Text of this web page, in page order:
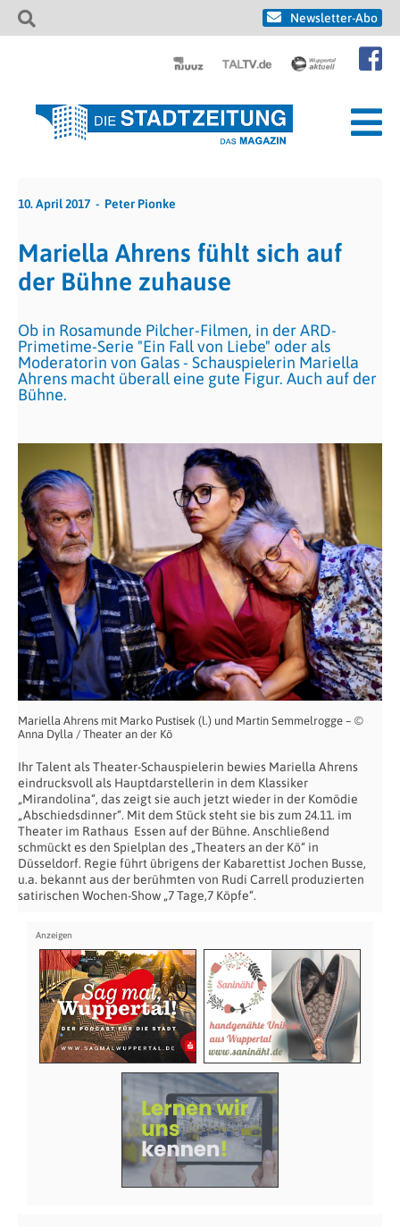
Newsletter-Abo
10. April 2017 Peter Pionke
Mariella Ahrens fühlt sich auf
der Bühne zuhause
Ob in Rosamunde Pilcher-Filmen, in der ARD-
Primetime-Serie "Ein Fall von Liebe" oder als
Moderatorin von Galas - Schauspielerin Mariella
Ahrens macht überall eine gute Figur. Auch auf der
Bühne.
Mariella Ahrens mit Marko Pustisek (l.) und Martin Semmelrogge – ©
Anna Dylla / Theater an der Kö
Ihr Talent als Theater-Schauspielerin bewies Mariella Ahrens
eindrucksvoll als Hauptdarstellerin in dem Klassiker
„Mirandolina“, das zeigt sie auch jetzt wieder in der Komödie
„Abschiedsdinner“. Mit dem Stück steht sie bis zum 24.11. im
Theater im Rathaus Essen auf der Bühne. Anschließend
schmückt es den Spielplan des „Theaters an der Kö“ in
Düsseldorf. Regie führt übrigens der Kabarettist Jochen Busse,
u.a. bekannt aus der berühmten von Rudi Carrell produzierten
satirischen Wochen-Show „7 Tage,7 Köpfe“.